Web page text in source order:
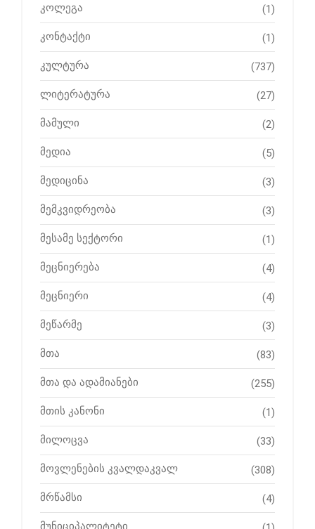
კოლეგა (1)
კონტაქტი (1)
კულტურა (737)
ლიტერატურა (27)
მამული (2)
მედია (5)
მედიცინა (3)
მემკვიდრეობა (3)
მესამე სექტორი (1)
მეცნიერება (4)
მეცნიერი (4)
მეწარმე (3)
მთა (83)
მთა და ადამიანები (255)
მთის კანონი (1)
მილოცვა (33)
მოვლენების კვალდაკვალ (308)
მრწამსი (4)
მუნიციპალიტეტი